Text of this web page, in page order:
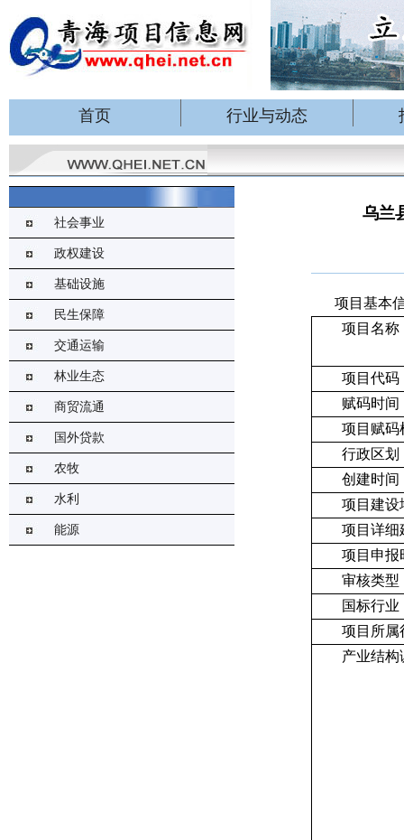
首页 行业与动态
社会事业
政权建设
基础设施
民生保障
交通运输
林业生态
商贸流通
国外贷款
农牧
水利
能源
乌兰
项目基本
项目名称
项目代码
赋码时间
项目赋码
行政区划
创建时间
项目建设
项目详细
项目申报
审核类型
国标行业
项目所属
产业结构